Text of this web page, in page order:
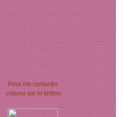
Pour me contacter
cliquez sur le timbre